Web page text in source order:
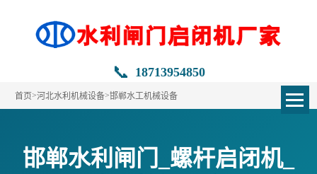
📞 18713954850
首页>河北水利机械设备>邯郸水工机械设备
邯郸水利闸门_螺杆启闭机_